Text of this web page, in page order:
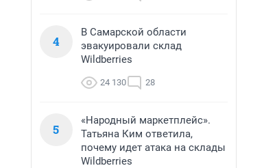
4
В Самарской области
эвакуировали склад
Wildberries
24 130 28
5
«Народный маркетплейс».
Татьяна Ким ответила,
почему идет атака на склады
Wildberries